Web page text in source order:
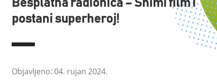
Besplatna radionica – Snimi film i
postani superheroj!
Objavljeno: 04. rujan 2024.